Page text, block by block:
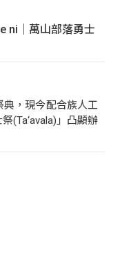
ni｜萬山部落勇士
，現今配合族人工
(Ta‘avala)」凸顯辦